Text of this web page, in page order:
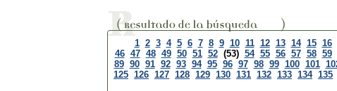
1 2 3 4 5 6 7 8 9 10 11 12 13 14 15 16
46 47 48 49 50 51 52 (53) 54 55 56 57 58 59
89 90 91 92 93 94 95 96 97 98 99 100 101
125 126 127 128 129 130 131 132 133 134 135